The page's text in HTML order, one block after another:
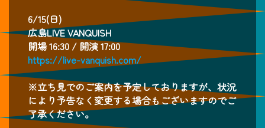
6/15(日)
広島LIVE VANQUISH
開場 16:30 / 開演 17:00
https://live-vanquish.com/
※立ち見でのご案内を予定しておりますが、状況
により予告なく変更する場合もございますのでご
了承ください。